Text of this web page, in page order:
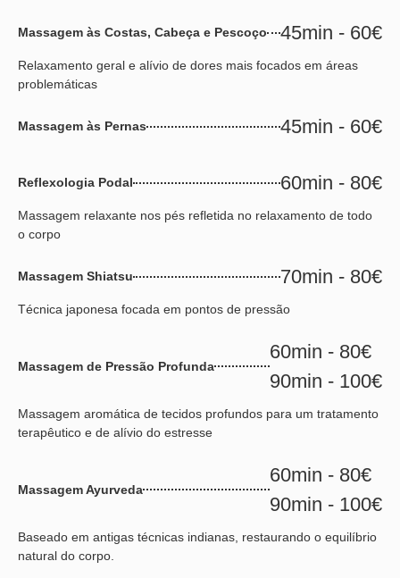
Massagem às Costas, Cabeça e Pescoço 45min - 60€
Relaxamento geral e alívio de dores mais focados em áreas
problemáticas
Massagem às Pernas 45min - 60€
Reflexologia Podal 60min - 80€
Massagem relaxante nos pés refletida no relaxamento de todo
o corpo
Massagem Shiatsu 70min - 80€
Técnica japonesa focada em pontos de pressão
Massagem de Pressão Profunda
60min - 80€
90min - 100€
Massagem aromática de tecidos profundos para um tratamento
terapêutico e de alívio do estresse
Massagem Ayurveda
60min - 80€
90min - 100€
Baseado em antigas técnicas indianas, restaurando o equilíbrio
natural do corpo.